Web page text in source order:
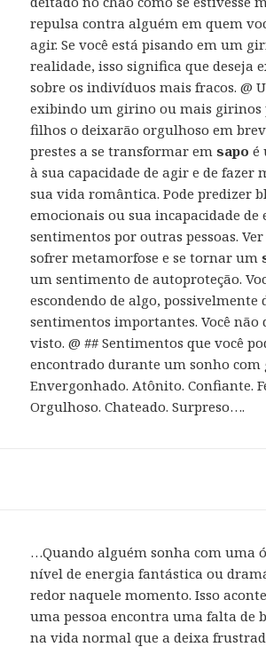
repulsa contra alguém em quem
agir. Se você está pisando em um
realidade, isso significa que deseja
sobre os indivíduos mais fracos. @
exibindo um girino ou mais girinos
filhos o deixarão orgulhoso em
prestes a se transformar emsapo é
à sua capacidade de agir e de fazer
sua vida romântica. Pode predizer
emocionais ou sua incapacidade de
sentimentos por outras pessoas.
sofrer metamorfose e se tornar um
um sentimento de autoproteção.
escondendo de algo, possivelmente
sentimentos importantes. Você não
visto. @ ## Sentimentos que você
encontrado durante um sonho com
Envergonhado. Atônito. Confiante.
Orgulhoso. Chateado. Surpreso….
…Quando alguém sonha com uma
nível de energia fantástica ou
redor naquele momento. Isso
uma pessoa encontra uma falta de
na vida normal que a deixa